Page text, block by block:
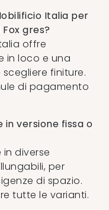
Italia per
gres?
offre
in loco e una
finiture.
di pagamento
in versione fissa o
diverse
per
di spazio.
tutte le varianti.